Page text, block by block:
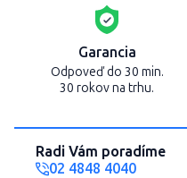
Garancia
Odpoveď do 30 min.
30 rokov na trhu.
Radi Vám poradíme
02 4848 4040